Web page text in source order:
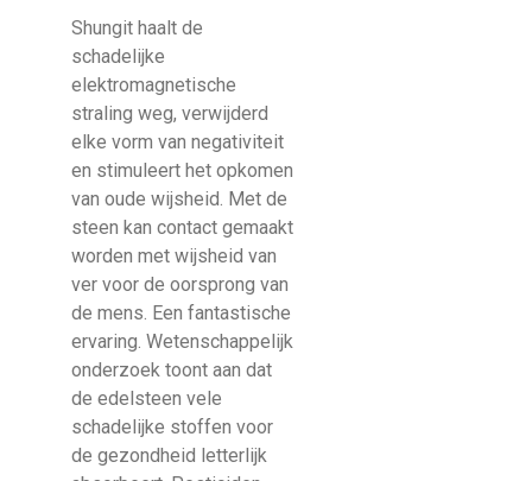
Shungit haalt de
schadelijke
elektromagnetische
straling weg, verwijderd
elke vorm van negativiteit
en stimuleert het opkomen
van oude wijsheid. Met de
steen kan contact gemaakt
worden met wijsheid van
ver voor de oorsprong van
de mens. Een fantastische
ervaring. Wetenschappelijk
onderzoek toont aan dat
de edelsteen vele
schadelijke stoffen voor
de gezondheid letterlijk